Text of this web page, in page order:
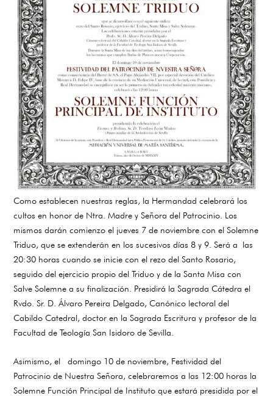
Como establecen nuestras reglas, la Hermandad celebrará los
cultos en honor de Ntra. Madre y Señora del Patrocinio. Los
mismos darán comienzo el jueves 7 de noviembre con el Solemne
Triduo, que se extenderán en los sucesivos días 8 y 9. Será a las
20:30 horas cuando se inicie con el rezo del Santo Rosario,
seguido del ejercicio propio del Triduo y de la Santa Misa con
Salve Solemne a su finalización. Presidirá la Sagrada Cátedra el
Rvdo. Sr. D. Álvaro Pereira Delgado, Canónico lectoral del
Cabildo Catedral, doctor en la Sagrada Escritura y profesor de la
Facultad de Teología San Isidoro de Sevilla.
Asimismo, el domingo 10 de noviembre, Festividad del
Patrocinio de Nuestra Señora, celebraremos a las 12:00 horas la
Solemne Función Principal de Instituto que estará presidida por el